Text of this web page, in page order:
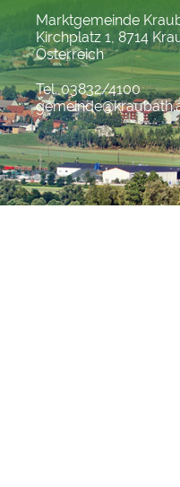
Marktgemeinde
Kirchplatz 1, 8714
Österreich
Tel. 03832/4100